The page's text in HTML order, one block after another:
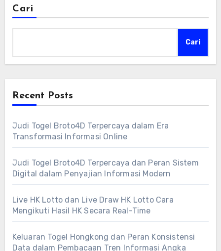
Cari
Cari
Recent Posts
Judi Togel Broto4D Terpercaya dalam Era
Transformasi Informasi Online
Judi Togel Broto4D Terpercaya dan Peran Sistem
Digital dalam Penyajian Informasi Modern
Live HK Lotto dan Live Draw HK Lotto Cara
Mengikuti Hasil HK Secara Real-Time
Keluaran Togel Hongkong dan Peran Konsistensi
Data dalam Pembacaan Tren Informasi Angka